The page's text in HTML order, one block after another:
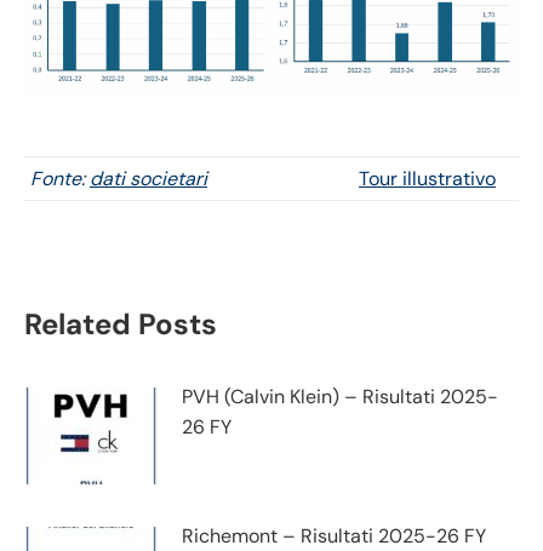
Fonte:dati societari Tour illustrativo
Related Posts
PVH (Calvin Klein) – Risultati 2025-
26 FY
Richemont – Risultati 2025-26 FY